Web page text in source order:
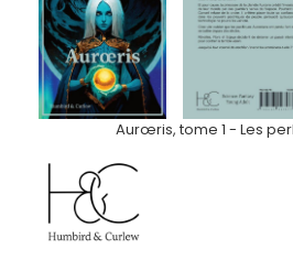
Aurœris, tome 1 - Les